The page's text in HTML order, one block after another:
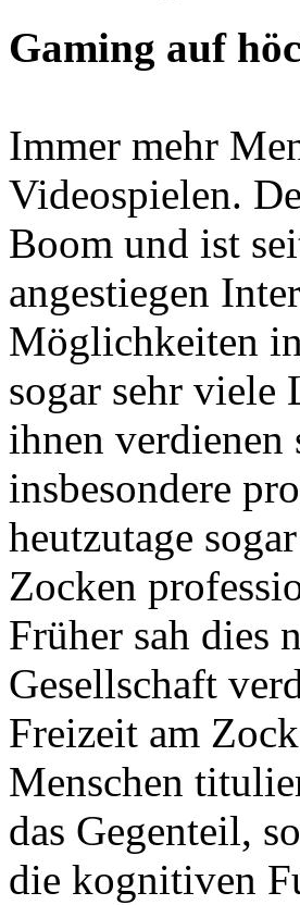
Gaming auf
Immer mehr
Videospielen.
Boom und ist
angestiegen
Möglichkeiten
sogar sehr viele
ihnen
insbesondere
heutzutage
Zocken
Früher sah dies
Gesellschaft
Freizeit am
Menschen
das Gegenteil,
die kognitiven